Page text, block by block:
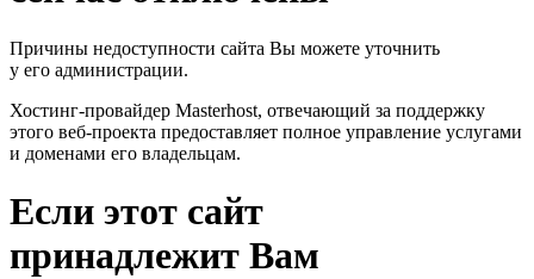
Причины недоступности сайта Вы можете уточнить
у его администрации.
Хостинг-провайдер Masterhost, отвечающий за поддержку
этого веб-проекта предоставляет полное управление услугами
и доменами его владельцам.
Если этот сайт
принадлежит Вам